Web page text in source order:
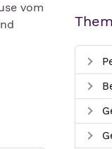
vom